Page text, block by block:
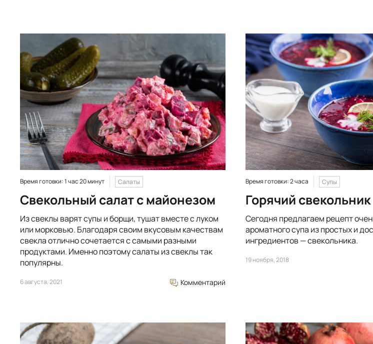
Время готовки: 1 час 20 минут Салаты
Свекольный салат с майонезом
Из свеклы варят супы и борщи, тушат вместе с луком
или морковью. Благодаря своим вкусовым качествам
свекла отлично сочетается с самыми разными
продуктами. Именно поэтому салаты из свеклы так
популярны.
6 августа, 2021 Комментарий
Время готовки: 2 часа Супы
Горячий свекольник
Сегодня предлагаем рецепт
ароматного супа из простых и
ингредиентов — свекольника.
19 ноября, 2018